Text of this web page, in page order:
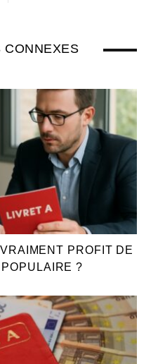
CONNEXES
PROFIT DE
?